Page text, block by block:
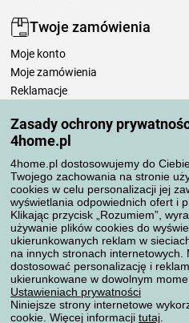
Zasady ochrony
4home.pl
4home.pl dostosowujemy do
Twojego zachowania na stronie
cookies w celu personalizacji jej
wyświetlania odpowiednich ofert i
Klikając przycisk „Rozumiem”,
używanie plików cookies do
ukierunkowanych reklam w
na innych stronach internetowych.
dostosować personalizację i
ukierunkowane w dowolnym
Ustawieniach prywatności
Niniejsze strony internetowe
cookie. Więcej informacji tutaj
Twoje zamówienia
Moje konto
Moje zamówienia
Reklamacje
Zasady przetwarzania recenzji
Sposoby transportu
Metody płatności
Niezawodny sklep